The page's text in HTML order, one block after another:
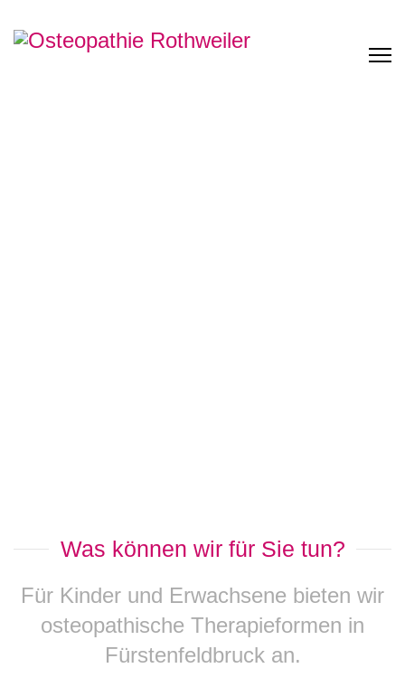
Was können wir für Sie tun?
Für Kinder und Erwachsene bieten wir
osteopathische Therapieformen in
Fürstenfeldbruck an.